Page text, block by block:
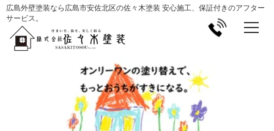
広島外壁塗装なら広島市安佐北区の佐々木塗装 安心施工、保証付きのアフター
サービス。